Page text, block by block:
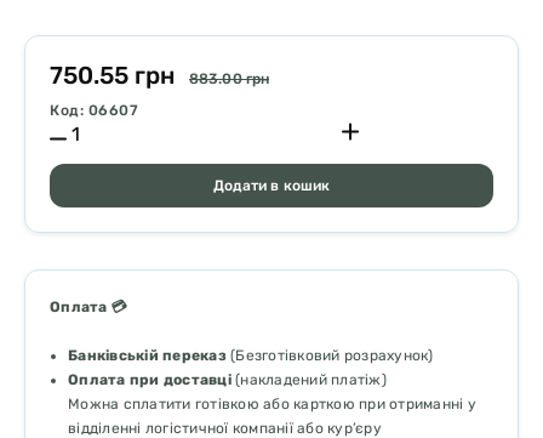
750.55 грн
883.00 грн
Код: 06607
Додати в кошик
Оплата 💳
Банківській переказ(Безготівковий розрахунок)
Оплата при доставці(накладений платіж)
Можна сплатити готівкою або карткою при отриманні у
відділенні логістичної компанії або кур’єру